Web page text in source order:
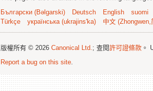
Български (Bəlgarski)
Deutsch English suomi
Türkçe
українська (ukrajins'ka) 中文 (Zhongwen,
版權所有 © 2026 Canonical Ltd.; 查閱許可證條款 。
Report a bug on this site.